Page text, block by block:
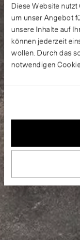
Diese Website
um unser Angebot
unsere Inhalte auf
können jederzeit
wollen. Durch das
notwendigen